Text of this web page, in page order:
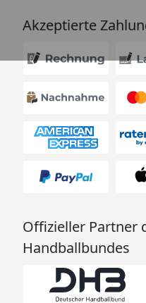
Akzeptierte
Offizieller Partner
Handballbundes